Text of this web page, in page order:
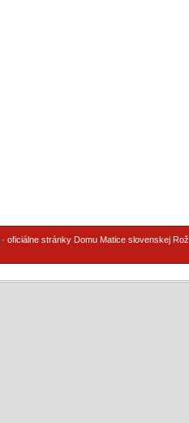
· oficiálne stránky Domu Matice slovenskej